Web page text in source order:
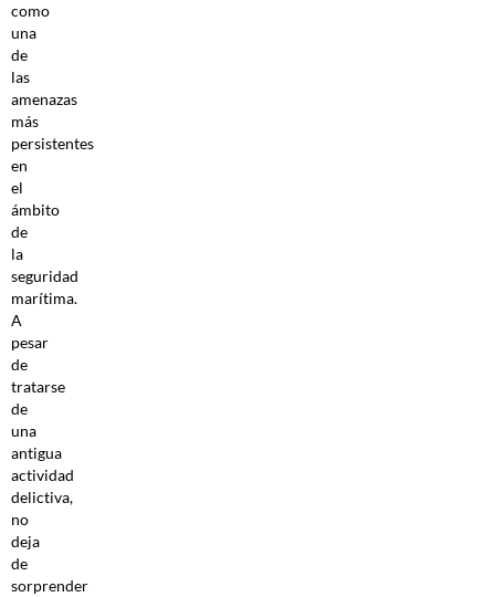
como
una
de
las
amenazas
más
persistentes
en
el
ámbito
de
la
seguridad
marítima.
A
pesar
de
tratarse
de
una
antigua
actividad
delictiva,
no
deja
de
sorprender